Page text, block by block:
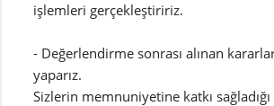
işlemleri gerçekleştiririz.
- Değerlendirme sonrası alınan
yaparız.
Sizlerin memnuniyetine katkı